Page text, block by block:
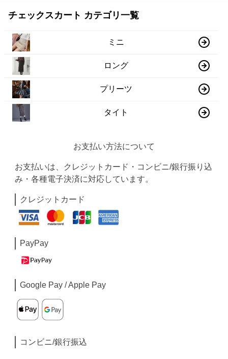
チェックスカート カテゴリ一覧
ミニ
ロング
プリーツ
タイト
お支払い方法について
お支払いは、クレジットカード・コンビニ/銀行振り込
み・各種電子決済に対応しています。
クレジットカード
PayPay
Google Pay / Apple Pay
コンビニ/銀行振込